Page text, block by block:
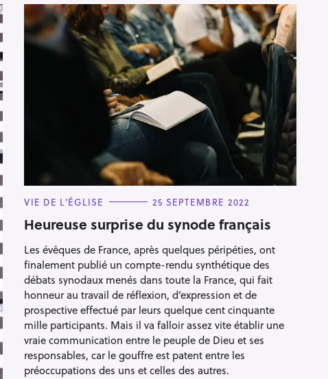
C
T
E
O
R
I
E
S
VIE DE L'ÉGLISE 25 SEPTEMBRE 2022
Heureuse surprise du synode français
Les évêques de France, après quelques péripéties, ont
finalement publié un compte-rendu synthétique des
débats synodaux menés dans toute la France, qui fait
honneur au travail de réflexion, d’expression et de
prospective effectué par leurs quelque cent cinquante
mille participants. Mais il va falloir assez vite établir une
vraie communication entre le peuple de Dieu et ses
responsables, car le gouffre est patent entre les
préoccupations des uns et celles des autres.